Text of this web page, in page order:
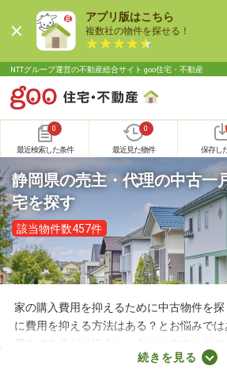
アプリ版はこちら
複数社の物件を探せる！
NTTグループ運営の不動産総合サイト goo住宅・不動産
0
最近検索した条件
0
最近見た物件 保存し
静岡県の売主・代理の中古一
宅を探す
該当物件数457件
家の購入費用を抑えるために中古物件を
に費用を抑える方法はある？とお悩みで
用をできるだけ抑えたい方におすすめなの
れる物件です。不動産会社への仲介手数
続きを見る